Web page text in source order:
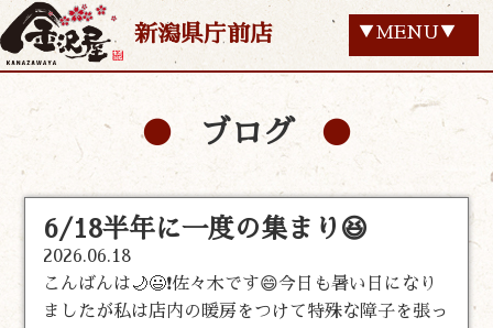
新潟県庁前店 ▼MENU▼
ブログ
6/18半年に一度の集まり😆
2026.06.18
こんばんは🌙😃❗佐々木です😄今日も暑い日になり
ましたが私は店内の暖房をつけて特殊な障子を張っ